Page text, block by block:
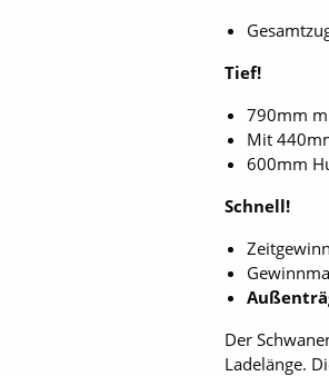
Tief!
790mm
Mit
600mm
Schnell!
Der
Ladelänge.